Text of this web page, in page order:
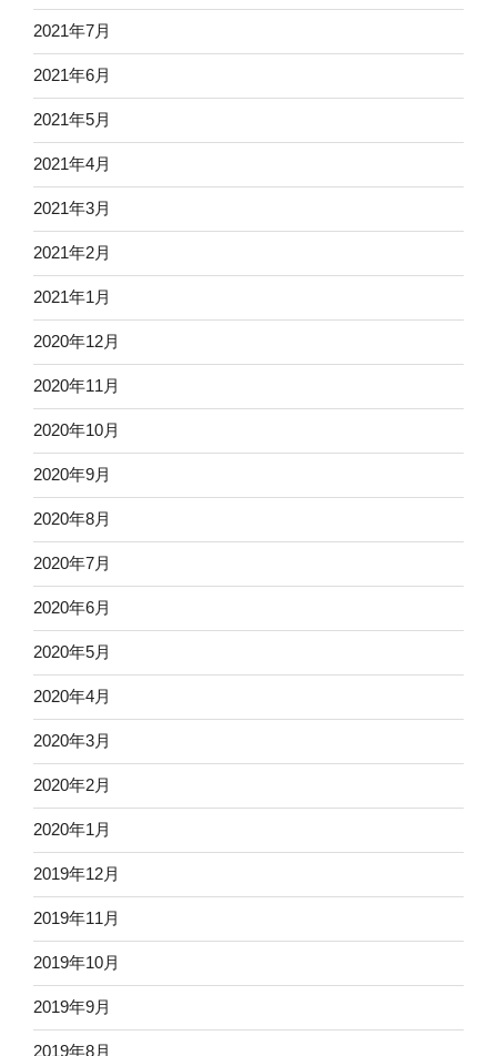
2021年7月
2021年6月
2021年5月
2021年4月
2021年3月
2021年2月
2021年1月
2020年12月
2020年11月
2020年10月
2020年9月
2020年8月
2020年7月
2020年6月
2020年5月
2020年4月
2020年3月
2020年2月
2020年1月
2019年12月
2019年11月
2019年10月
2019年9月
2019年8月